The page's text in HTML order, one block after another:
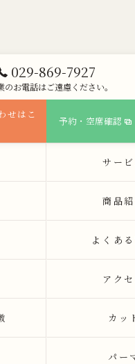
029-869-7927
お電話はご遠慮ください。
せはこ
予約・空席確認
サー
商品
よくあ
アク
カッ
パー